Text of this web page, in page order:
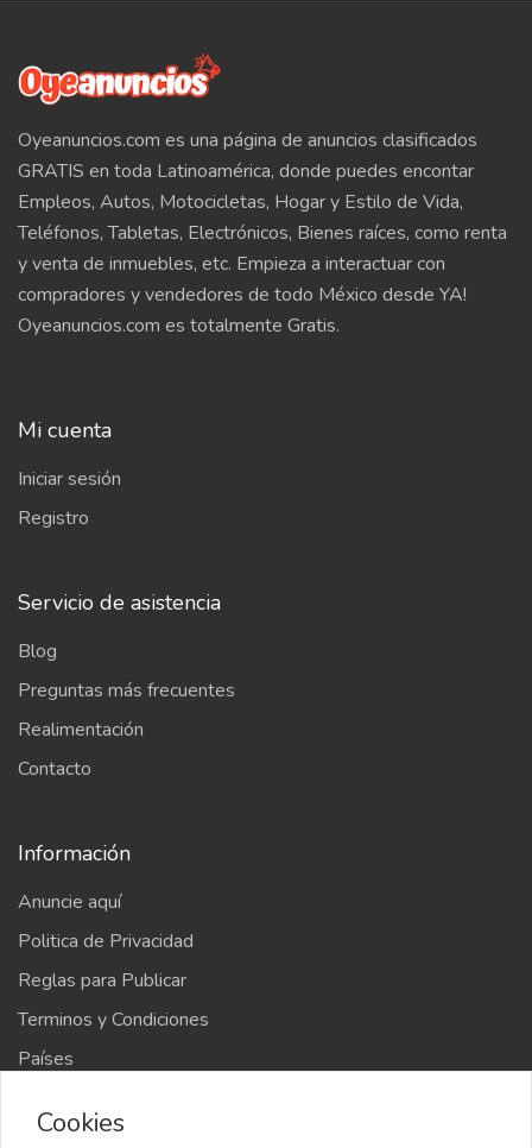
Oyeanuncios.com es una página de anuncios clasificados
GRATIS en toda Latinoamérica, donde puedes encontar
Empleos, Autos, Motocicletas, Hogar y Estilo de Vida,
Teléfonos, Tabletas, Electrónicos, Bienes raíces, como renta
y venta de inmuebles, etc. Empieza a interactuar con
compradores y vendedores de todo México desde YA!
Oyeanuncios.com es totalmente Gratis.
Mi cuenta
Iniciar sesión
Registro
Servicio de asistencia
Blog
Preguntas más frecuentes
Realimentación
Contacto
Información
Anuncie aquí
Politica de Privacidad
Reglas para Publicar
Terminos y Condiciones
Países
Cookies